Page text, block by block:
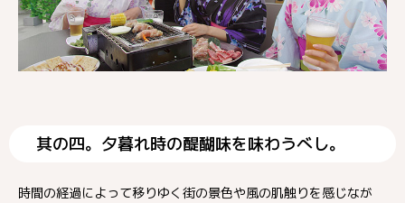
其の四。夕暮れ時の醍醐味を味わうべし。
時間の経過によって移りゆく街の景色や風の肌触りを感じなが